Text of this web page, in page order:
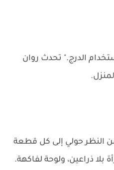
الدرج." تحدث روان
النظر حولي إلى كل قطعة
بلا ذراعين، ولوحة لفاكهة.